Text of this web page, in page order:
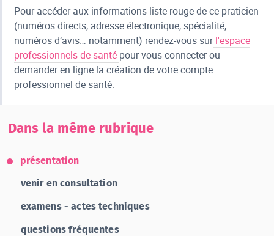
Pour accéder aux informations liste rouge de ce praticien
(numéros directs, adresse électronique, spécialité,
numéros d’avis… notamment) rendez-vous surl'espace
professionnels de santé pour vous connecter ou
demander en ligne la création de votre compte
professionnel de santé.
Dans la même rubrique
présentation
venir en consultation
examens - actes techniques
questions fréquentes